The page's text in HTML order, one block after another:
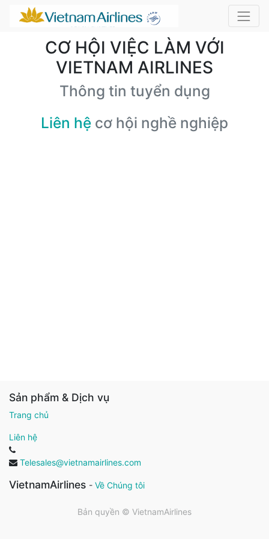
CƠ HỘI VIỆC LÀM VỚI
VIETNAM AIRLINES
Thông tin tuyển dụng
Liên hệ cơ hội nghề nghiệp
Sản phẩm & Dịch vụ
Trang chủ
Liên hệ
Telesales@vietnamairlines.com
VietnamAirlines - Về Chúng tôi
Bản quyền © VietnamAirlines